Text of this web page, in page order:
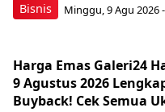
Bisnis Minggu, 9 Agu 2026
Harga Emas Galeri24
9 Agustus 2026
Buyback! Cek Semua